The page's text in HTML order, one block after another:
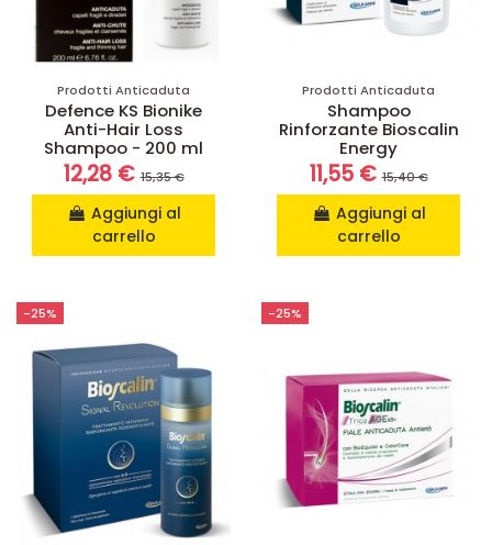
Prodotti Anticaduta
Defence KS Bionike
Anti-Hair Loss
Shampoo - 200 ml
12,28 €15,35 €
Aggiungi al
carrello
Prodotti Anticaduta
Shampoo
Rinforzante Bioscalin
Energy
11,55 €15,40 €
Aggiungi al
carrello
-25% -25%